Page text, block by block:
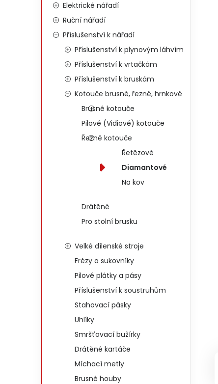
Elektrické nářadí
Ruční nářadí
Příslušenství k nářadí
Příslušenství k plynovým láhvím
Příslušenství k vrtačkám
Příslušenství k bruskám
Kotouče brusné, řezné, hrnkové
Brusné kotouče
Pilové (Vidiové) kotouče
Řezné kotouče
Řetězové
Diamantové
Na kov
Drátěné
Pro stolní brusku
Velké dílenské stroje
Frézy a sukovníky
Pilové plátky a pásy
Příslušenství k soustruhům
Stahovací pásky
Uhlíky
Smršťovací bužírky
Drátěné kartáče
Míchací metly
Brusné houby